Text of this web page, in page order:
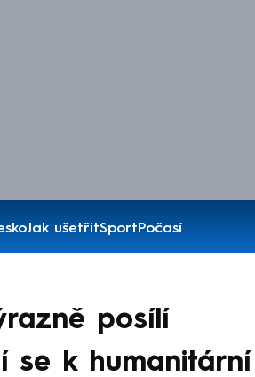
Jak ušetřitSportPočasí
posílí
se k humanitární